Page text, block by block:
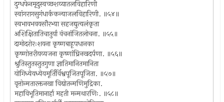
दुग्धफेनमृदुस्वच्छशय्यातलविहारिणी
स्वांगरागसुगंधार्ककन्याजलविहारिणी. ॥५४॥
स्वभावभवयसौरभ्या सहजद्युत्यलंकृता
अशिक्षितातिचातुर्या वंचनांजितलोचना. ॥५५॥
दामोदरोरःशयना कृष्णबाहूपधानका
कृष्णोत्तरीयव्यजना कृष्णांघ्रिनखदर्पणा. ॥५६॥
श्रुतिस्तुतस्तुतगुणा ज्ञातिमानितमानिता
योगिध्येयध्येयमूर्तिर्विश्वपूजितपूजिता. ॥५७॥
वृत्तोन्मतारक्तनखा विद्योतन्मणिमुद्रिका.
महाविभूतिमानार्हा महती मन्मथारणिः. ॥५८॥